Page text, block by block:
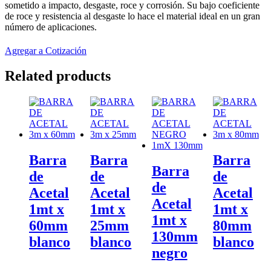
sometido a impacto, desgaste, roce y corrosión. Su bajo coeficiente
de roce y resistencia al desgaste lo hace el material ideal en un gran
número de aplicaciones.
Agregar a Cotización
Related products
Barra
de
Acetal
1mt x
60mm
blanco
Barra
de
Acetal
1mt x
25mm
blanco
Barra
de
Acetal
1mt x
130mm
negro
Barra
de
Acetal
1mt x
80mm
blanco